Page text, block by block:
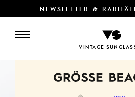
NEWSLETTER &
VINTAGE
IN DEN